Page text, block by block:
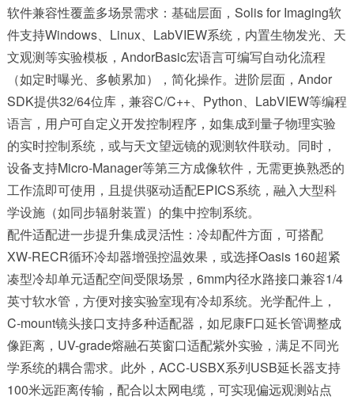
软件兼容性覆盖多场景需求：基础层面，Solis for Imaging软
件支持Windows、Linux、LabVIEW系统，内置生物发光、天
文观测等实验模板，AndorBasic宏语言可编写自动化流程
（如定时曝光、多帧累加），简化操作。进阶层面，Andor
SDK提供32/64位库，兼容C/C++、Python、LabVIEW等编程
语言，用户可自定义开发控制程序，如集成到量子物理实验
的实时控制系统，或与天文望远镜的观测软件联动。同时，
设备支持Micro-Manager等第三方成像软件，无需更换熟悉的
工作流即可使用，且提供驱动适配EPICS系统，融入大型科
学设施（如同步辐射装置）的集中控制系统。
配件适配进一步提升集成灵活性：冷却配件方面，可搭配
XW-RECR循环冷却器增强控温效果，或选择Oasis 160超紧
凑型冷却单元适配空间受限场景，6mm内径水路接口兼容1/4
英寸软水管，方便对接实验室现有冷却系统。光学配件上，
C-mount镜头接口支持多种适配器，如尼康F口延长管调整成
像距离，UV-grade熔融石英窗口适配紫外实验，满足不同光
学系统的耦合需求。此外，ACC-USBX系列USB延长器支持
100米远距离传输，配合以太网电缆，可实现偏远观测站点